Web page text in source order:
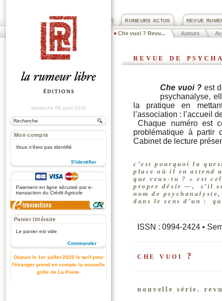
REVUE
RUMEURS ACTUS
PRIX ROGER DEXTRE
Che vuoi ? Revu... Auteurs
dimanche 09 août 2026
Mon compte
Vous n'êtes pas identifié
S'identifier
Paiement en ligne sécurisé par e-
transaction du Crédit Agricole
Panier littéraire
Le panier est vide
Commander
Depuis le 1er juillet 2025 le tarif pour
l'étranger prend en compte la nouvelle
grille de La Poste.
revue de
Che vuoi ?est
psychanalyse,
la pratique en
l’association : l’accueil
Chaque numéro est
problématique à partir
Cabinet de lecture
c’est pourquoi la
place où il en attend
que veux-tu ? »
est
propre désir —,
s’il
nom de psychanalyste,
dans le sens d’un :
ISSN : 0994-2424 •
che vuoi ?
nouvelle série.